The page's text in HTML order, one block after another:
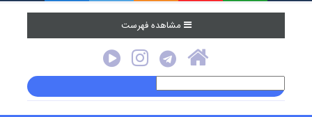
مشاهده فهرست